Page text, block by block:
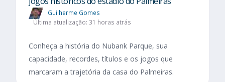
Guilherme Gomes
Última atualização: 31 horas atrás
Conheça a história do Nubank Parque, sua
capacidade, recordes, títulos e os jogos que
marcaram a trajetória da casa do Palmeiras.